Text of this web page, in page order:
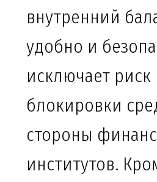
внутренний
удобно и
исключает риск
блокировки
стороны
институтов.